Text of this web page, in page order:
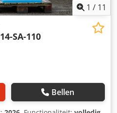
1 / 11
SA-110
Bellen